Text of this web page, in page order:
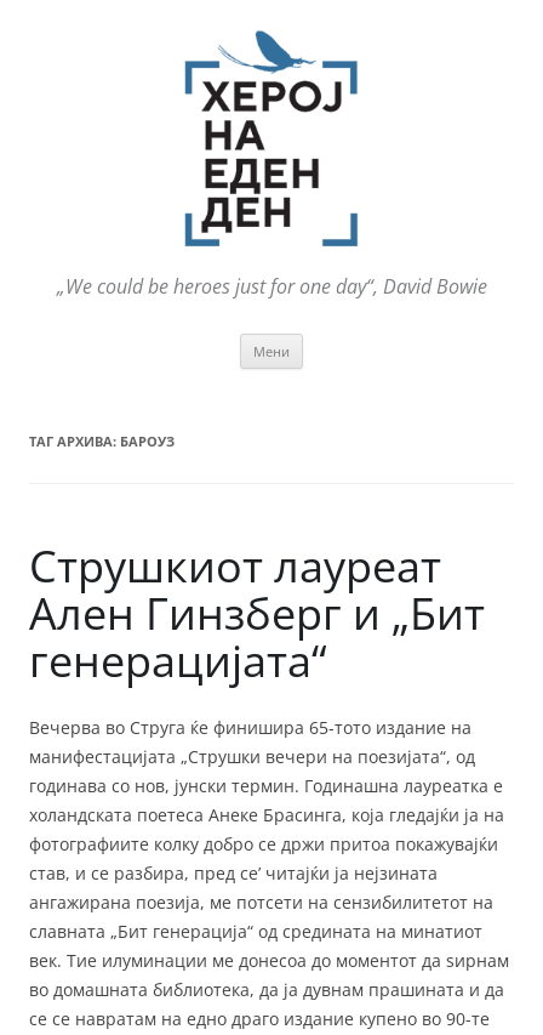
„We could be heroes just for one day“, David Bowie
Мени
ТАГ АРХИВА: БАРОУЗ
Струшкиот лауреат
Ален Гинзберг и „Бит
генерацијата“
Вечерва во Струга ќе финишира 65-тото издание на
манифестацијата „Струшки вечери на поезијата“, од
годинава со нов, јунски термин. Годинашна лауреатка е
холандската поетеса Анеке Брасинга, која гледајќи ја на
фотографиите колку добро се држи притоа покажувајќи
став, и се разбира, пред се’ читајќи ја нејзината
ангажирана поезија, ме потсети на сензибилитетот на
славната „Бит генерација“ од средината на минатиот
век. Тие илуминации ме донесоа до моментот да ѕирнам
во домашната библиотека, да ја дувнам прашината и да
се се навратам на едно драго издание купено во 90-те